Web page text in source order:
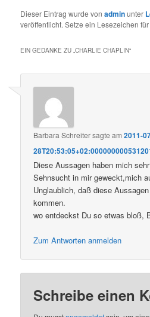
Dieser Eintrag wurde vonadminunter
veröffentlicht. Setze ein Lesezeichen
EIN GEDANKE ZU „CHARLIE CHAPLIN“
Barbara Schreitersagte am2011-
Diese Aussagen haben mich
Sehnsucht in mir geweckt,mich
Unglaublich, daß diese
kommen.
wo entdeckst Du so etwas bloß,
Zum Antworten anmelden
Schreibe einen